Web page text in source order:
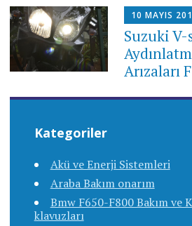
10 MAYIS
Suzuki
Arızaları
Kategoriler
Akü ve Enerji Sistemleri
Araba Bakım onarım
Bmw F650-F800 Bakım ve
klavuzları